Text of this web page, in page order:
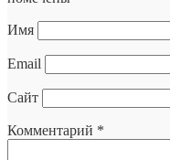
Имя
Email
Сайт
Комментарий *